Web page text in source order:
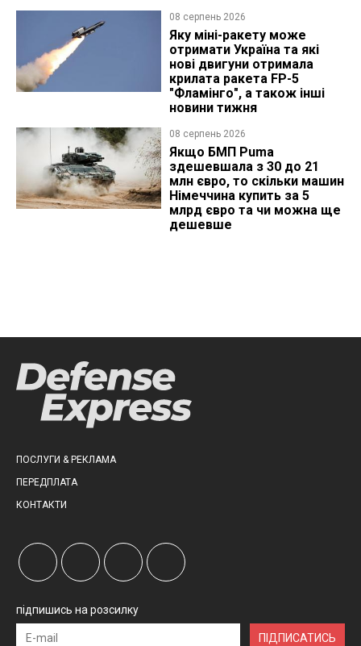
08 серпень 2026
Яку міні-ракету може
отримати Україна та які
нові двигуни отримала
крилата ракета FP-5
"Фламінго", а також інші
новини тижня
08 серпень 2026
Якщо БМП Puma
здешевшала з 30 до 21
млн євро, то скільки машин
Німеччина купить за 5
млрд євро та чи можна ще
дешевше
ПОСЛУГИ & РЕКЛАМА
ПЕРЕДПЛАТА
КОНТАКТИ
підпишись на розсилку
ПІДПИСАТИСЬ